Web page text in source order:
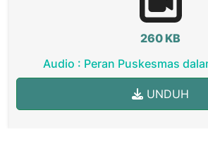
260 KB
Audio : Peran Puskesmas
UNDUH